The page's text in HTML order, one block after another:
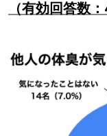
（有効回答数：